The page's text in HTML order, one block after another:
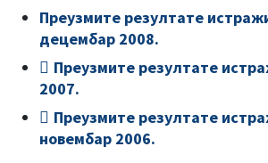
Преузмите резултате
децембар 2008.
Преузмите резултате
2007.
Преузмите резултате
новембар 2006.